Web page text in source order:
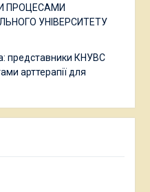
ПРОЦЕСАМИ
УНІВЕРСИТЕТУ
представники КНУВС
арттерапії для